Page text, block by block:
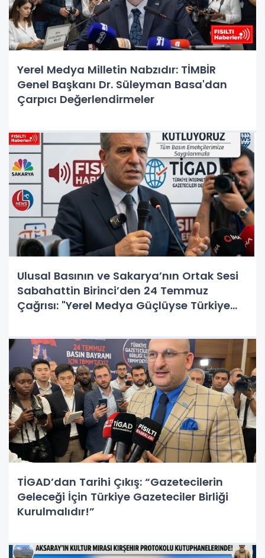
Yerel Medya Milletin Nabzıdır: TİMBİR
Genel Başkanı Dr. Süleyman Basa'dan
Çarpıcı Değerlendirmeler
Ulusal Basının ve Sakarya’nın Ortak Sesi
Sabahattin Birinci’den 24 Temmuz
Çağrısı: "Yerel Medya Güçlüyse Türkiye
TİGAD’dan Tarihi Çıkış: “Gazetecilerin
Geleceği İçin Türkiye Gazeteciler Birliği
Kurulmalıdır!”